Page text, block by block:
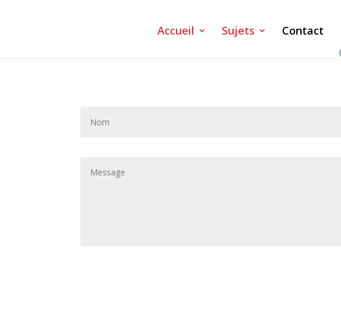
Accueil Sujets Contact